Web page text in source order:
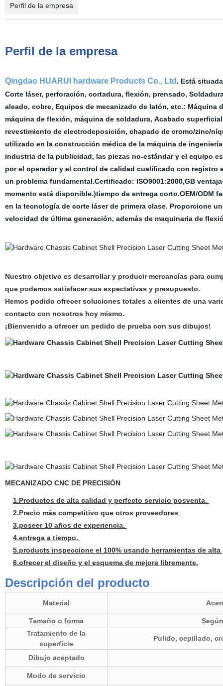
Perfil de la empresa
Perfil de la empresa
Qingdao HUARUI hardware Products Co., Ltd . Está
Corte láser, perforación, cortadura, flexión, prensado,
aleado, cobre, Equipos de mecanizado de latón, etc.: Máquina
máquina de flexión, máquina de soldadura, Acabado
revestimiento de electrodeposición, chapado de cromo/zinc/
utilizado en la construcción médica de la máquina de
industria de la publicidad, las piezas no-estándar y el equipo
por el operador y el control de calidad cualificado con registro
un problema fundamental.Certificado: ISO9001:2000,GB
momento está disponible.)tiempo de entrega corto.OEM/ODM
en la tecnología de corte láser de primera clase. Proporcione
velocidad de última generación, además de maquinaria de
Nuestro objetivo es desarrollar y producir mercancías para
que podemos satisfacer sus expectativas y presupuesto.
Hemos podido ofrecer soluciones totales a clientes de una
contacto con nosotros hoy mismo.
¡Bienvenido a ofrecer un pedido de prueba con sus dibujos!
MECANIZADO CNC DE PRECISIÓN
1.Productos de alta calidad y perfecto servicio posventa.
2.Precio más competitivo que otros proveedores
3.poseer 10 años de experiencia.
4.entrega a tiempo.
5.products inspeccione el 100% usando herramientas de
6.ofrecer el diseño y el esquema de mejora libremente.
Descripción del producto
Material
Tamaño o forma
Tratamiento de la
superficie
Pulido, cepillado,
Dibujo aceptado
Modo de servicio